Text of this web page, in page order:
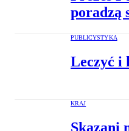
poradzą
PUBLICYSTYKA
Leczyć i
KRAJ
Skazani